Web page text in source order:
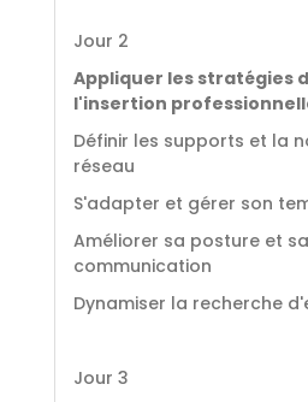
Jour 2
Appliquer les stratégies
l'insertion
Définir les supports et la
réseau
S'adapter et gérer son
Améliorer sa posture et sa
communication
Dynamiser la recherche
Jour 3